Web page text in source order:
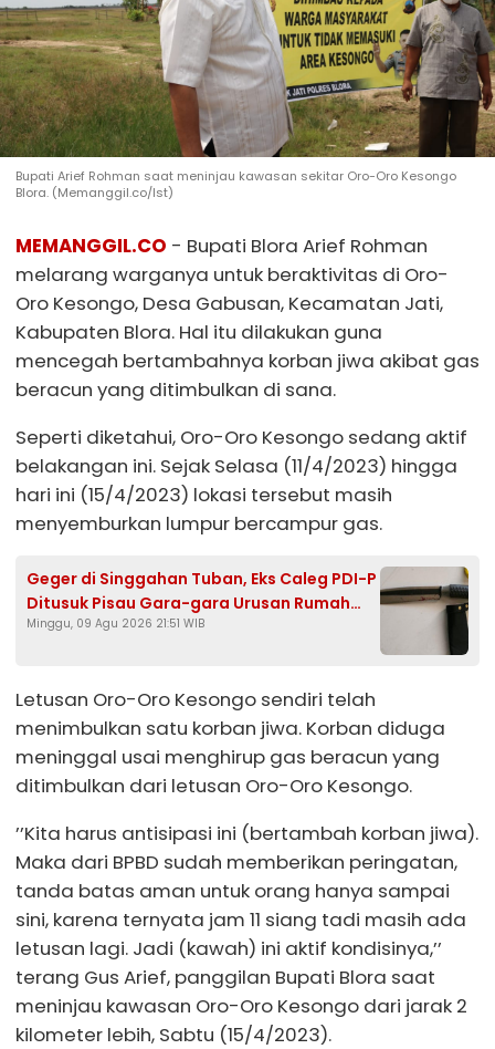
Bupati Arief Rohman saat meninjau kawasan sekitar Oro-Oro Kesongo
Blora. (Memanggil.co/Ist)
MEMANGGIL.CO - Bupati Blora Arief Rohman
melarang warganya untuk beraktivitas di Oro-
Oro Kesongo, Desa Gabusan, Kecamatan Jati,
Kabupaten Blora. Hal itu dilakukan guna
mencegah bertambahnya korban jiwa akibat gas
beracun yang ditimbulkan di sana.
Seperti diketahui, Oro-Oro Kesongo sedang aktif
belakangan ini. Sejak Selasa (11/4/2023) hingga
hari ini (15/4/2023) lokasi tersebut masih
menyemburkan lumpur bercampur gas.
Geger di Singgahan Tuban, Eks Caleg PDI-P
Ditusuk Pisau Gara-gara Urusan Rumah
Tangga
Minggu, 09 Agu 2026 21:51 WIB
Letusan Oro-Oro Kesongo sendiri telah
menimbulkan satu korban jiwa. Korban diduga
meninggal usai menghirup gas beracun yang
ditimbulkan dari letusan Oro-Oro Kesongo.
’’Kita harus antisipasi ini (bertambah korban jiwa).
Maka dari BPBD sudah memberikan peringatan,
tanda batas aman untuk orang hanya sampai
sini, karena ternyata jam 11 siang tadi masih ada
letusan lagi. Jadi (kawah) ini aktif kondisinya,’’
terang Gus Arief, panggilan Bupati Blora saat
meninjau kawasan Oro-Oro Kesongo dari jarak 2
kilometer lebih, Sabtu (15/4/2023).